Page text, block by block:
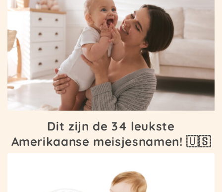
Dit zijn de 34 leukste
Amerikaanse meisjesnamen! 🇺🇸